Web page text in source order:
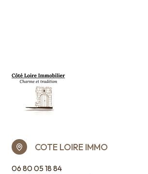
COTE LOIRE IMMO
06 80 05 18 84